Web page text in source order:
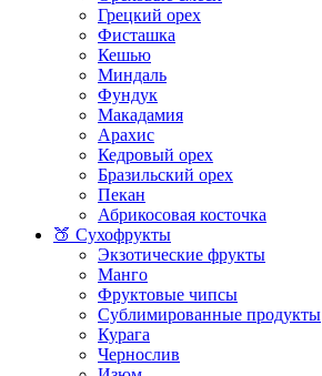
Грецкий орех
Фисташка
Кешью
Миндаль
Фундук
Макадамия
Арахис
Кедровый орех
Бразильский орех
Пекан
Абрикосовая косточка
🍑 Сухофрукты
Экзотические фрукты
Манго
Фруктовые чипсы
Сублимированные продукты
Курага
Чернослив